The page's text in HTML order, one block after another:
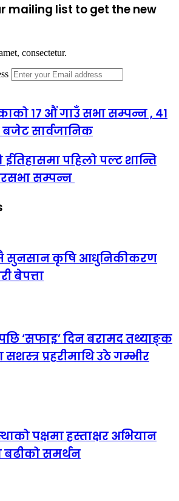
mailing list to get the new
consectetur.
१७ औं गाउँ सभा सम्पन्न , ४१
सार्वजानिक
पहिलो पल्ट शान्ति
सम्पन्न
सुनसान कृषि आधुनिकीकरण
बेपत्ता
‘सफाइ’ दिन बरामद तथ्याङ्क
प्रहरीमाथि उठे गम्भीर
पक्षमा हस्ताक्षर अभियान
बढीको समर्थन